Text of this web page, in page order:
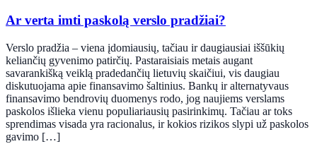
Ar verta imti paskolą verslo pradžiai?
Verslo pradžia – viena įdomiausių, tačiau ir daugiausiai iššūkių
keliančių gyvenimo patirčių. Pastaraisiais metais augant
savarankišką veiklą pradedančių lietuvių skaičiui, vis daugiau
diskutuojama apie finansavimo šaltinius. Bankų ir alternatyvaus
finansavimo bendrovių duomenys rodo, jog naujiems verslams
paskolos išlieka vienu populiariausių pasirinkimų. Tačiau ar toks
sprendimas visada yra racionalus, ir kokios rizikos slypi už paskolos
gavimo […]